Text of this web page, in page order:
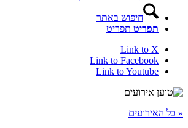
חיפוש באתר
תפריט תפריט
Link to X
Link to Facebook
Link to Youtube
« כל האירועים